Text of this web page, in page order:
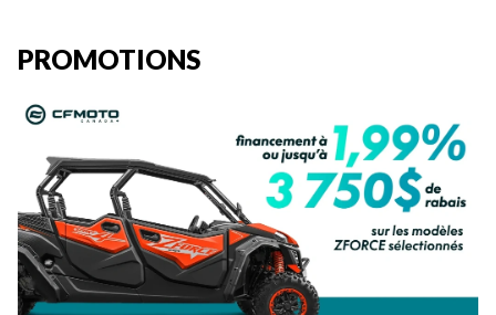
PROMOTIONS